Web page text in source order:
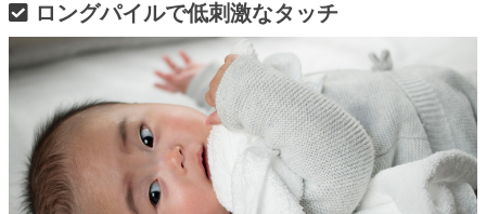
ロングパイルで低刺激なタッチ